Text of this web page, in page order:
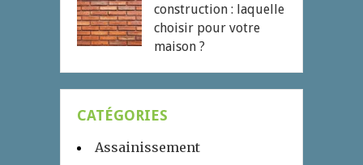
construction : laquelle
choisir pour votre
maison ?
CATÉGORIES
Assainissement